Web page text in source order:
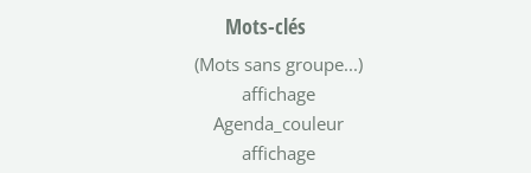
Mots-clés
(Mots sans groupe...)
affichage
Agenda_couleur
affichage